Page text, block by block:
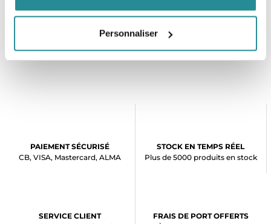
Personnaliser
PAIEMENT SÉCURISÉ
CB, VISA, Mastercard, ALMA
STOCK EN TEMPS RÉEL
Plus de 5000 produits en stock
SERVICE CLIENT
FRAIS DE PORT OFFERTS